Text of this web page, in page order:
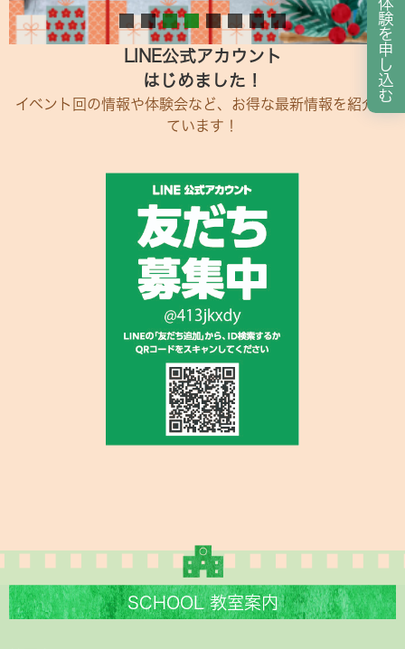
LINE公式アカウント
はじめました！
イベント回の情報や体験会など、お得な最新情報を紹介し
ています！
SCHOOL 教室案内
体
験
を
申
し
込
む